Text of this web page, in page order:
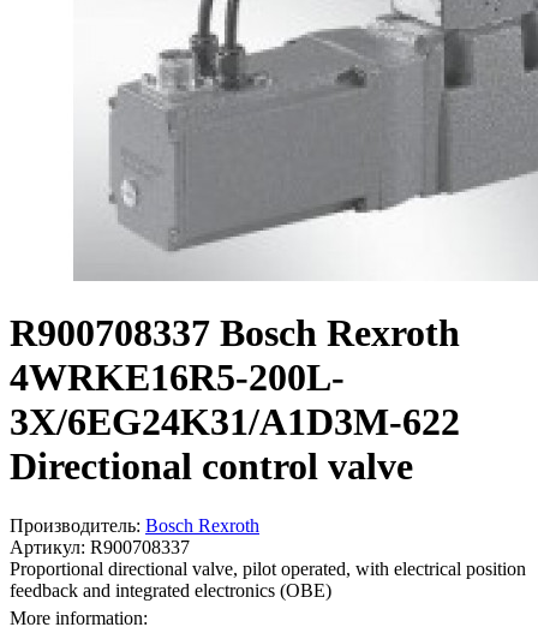
R900708337 Bosch Rexroth
4WRKE16R5-200L-
3X/6EG24K31/A1D3M-622
Directional control valve
Производитель: Bosch Rexroth
Артикул: R900708337
Proportional directional valve, pilot operated, with electrical position
feedback and integrated electronics (OBE)
More information: